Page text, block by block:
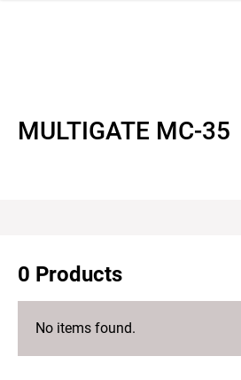
MULTIGATE MC-35
0 Products
No items found.